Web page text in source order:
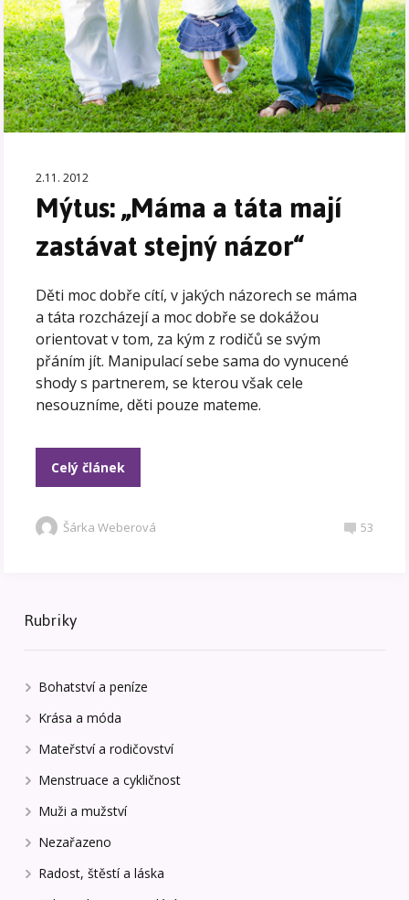
2.11. 2012
Mýtus: „Máma a táta mají
zastávat stejný názor“
Děti moc dobře cítí, v jakých názorech se máma
a táta rozcházejí a moc dobře se dokážou
orientovat v tom, za kým z rodičů se svým
přáním jít. Manipulací sebe sama do vynucené
shody s partnerem, se kterou však cele
nesouzníme, děti pouze mateme.
Celý článek
Šárka Weberová 53
Rubriky
Bohatství a peníze
Krása a móda
Mateřství a rodičovství
Menstruace a cykličnost
Muži a mužství
Nezařazeno
Radost, štěstí a láska